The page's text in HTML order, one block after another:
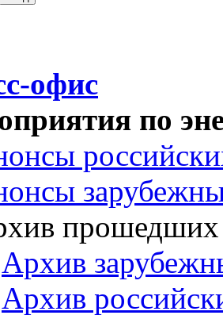
офис
по
прошедших
Архив
Архив